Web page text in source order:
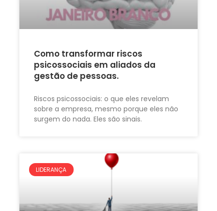
Como transformar riscos
psicossociais em aliados da
gestão de pessoas.
Riscos psicossociais: o que eles revelam
sobre a empresa, mesmo porque eles não
surgem do nada. Eles são sinais.
LIDERANÇA